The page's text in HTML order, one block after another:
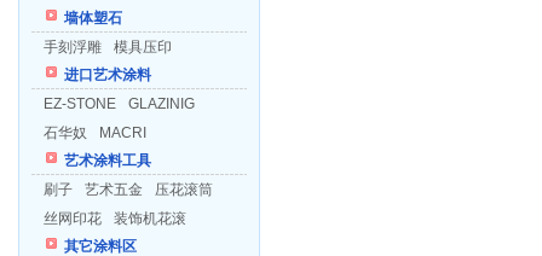
墙体塑石
手刻浮雕
模具压印
进口艺术涂料
EZ-STONE
GLAZINIG
石华奴
MACRI
艺术涂料工具
刷子
艺术五金
压花滚筒
丝网印花
装饰机花滚
其它涂料区